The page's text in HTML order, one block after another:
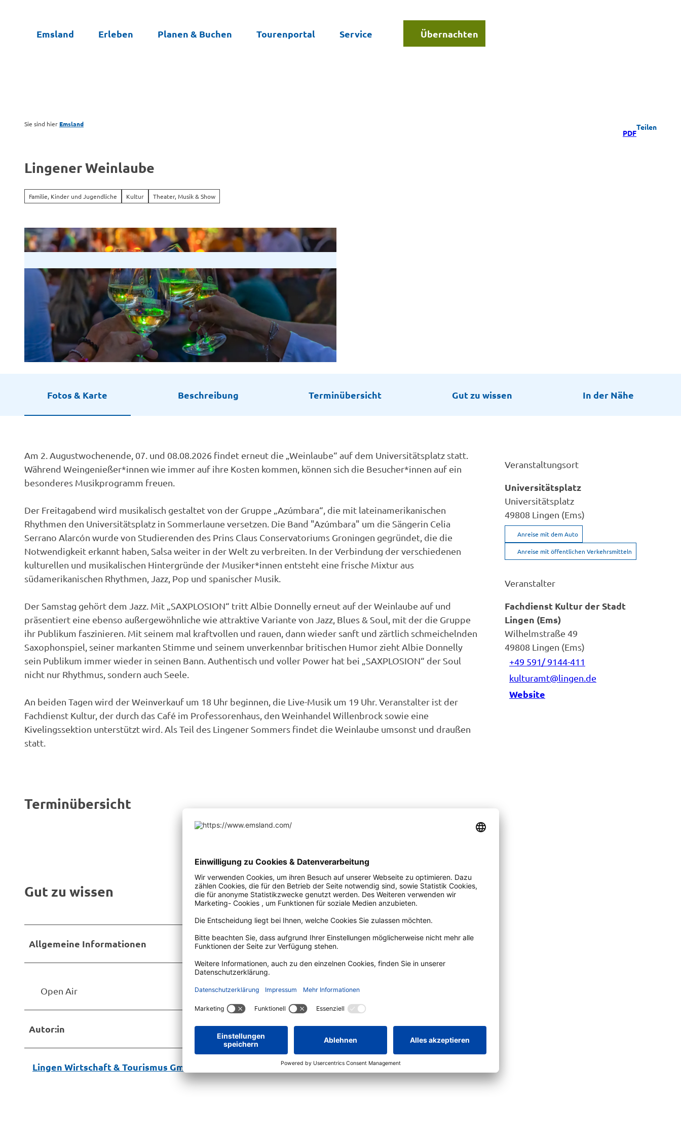
Emsland Erleben Planen & Buchen Tourenportal Service Übernachten
Sie sind hier Emsland
PDF
Teilen
Lingener Weinlaube
Familie, Kinder und Jugendliche Kultur Theater, Musik & Show
Fotos & Karte Beschreibung Terminübersicht Gut zu wissen In der Nähe
Am 2. Augustwochenende, 07. und 08.08.2026 findet erneut die „Weinlaube“ auf dem Universitätsplatz statt.
Während Weingenießer*innen wie immer auf ihre Kosten kommen, können sich die Besucher*innen auf ein
besonderes Musikprogramm freuen.
Der Freitagabend wird musikalisch gestaltet von der Gruppe „Azúmbara“, die mit lateinamerikanischen
Rhythmen den Universitätsplatz in Sommerlaune versetzen. Die Band "Azúmbara" um die Sängerin Celia
Serrano Alarcón wurde von Studierenden des Prins Claus Conservatoriums Groningen gegründet, die die
Notwendigkeit erkannt haben, Salsa weiter in der Welt zu verbreiten. In der Verbindung der verschiedenen
kulturellen und musikalischen Hintergründe der Musiker*innen entsteht eine frische Mixtur aus
südamerikanischen Rhythmen, Jazz, Pop und spanischer Musik.
Der Samstag gehört dem Jazz. Mit „SAXPLOSION“ tritt Albie Donnelly erneut auf der Weinlaube auf und
präsentiert eine ebenso außergewöhnliche wie attraktive Variante von Jazz, Blues & Soul, mit der die Gruppe
ihr Publikum faszinieren. Mit seinem mal kraftvollen und rauen, dann wieder sanft und zärtlich schmeichelnden
Saxophonspiel, seiner markanten Stimme und seinem unverkennbar britischen Humor zieht Albie Donnelly
sein Publikum immer wieder in seinen Bann. Authentisch und voller Power hat bei „SAXPLOSION“ der Soul
nicht nur Rhythmus, sondern auch Seele.
An beiden Tagen wird der Weinverkauf um 18 Uhr beginnen, die Live-Musik um 19 Uhr. Veranstalter ist der
Fachdienst Kultur, der durch das Café im Professorenhaus, den Weinhandel Willenbrock sowie eine
Kivelingssektion unterstützt wird. Als Teil des Lingener Sommers findet die Weinlaube umsonst und draußen
statt.
Terminübersicht
Gut zu wissen
Allgemeine Informationen
Open Air
Autor:in
Lingen Wirtschaft & Tourismus GmbH
Veranstaltungsort
Universitätsplatz
Universitätsplatz
49808 Lingen (Ems)
Anreise mit dem Auto
Anreise mit öffentlichen Verkehrsmitteln
Veranstalter
Fachdienst Kultur der Stadt
Lingen (Ems)
Wilhelmstraße 49
49808 Lingen (Ems)
+49 591/ 9144-411
kulturamt@lingen.de
Website